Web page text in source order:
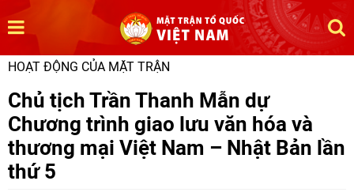
HOẠT ĐỘNG CỦA MẶT TRẬN
Chủ tịch Trần Thanh Mẫn dự
Chương trình giao lưu văn hóa và
thương mại Việt Nam – Nhật Bản lần
thứ 5